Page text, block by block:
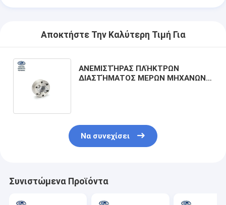
Αποκτήστε Την Καλύτερη Τιμή Για
ΑΝΕΜΙΣΤΉΡΑΣ ΠΛΉΚΤΡΩΝ
ΔΙΑΣΤΉΜΑΤΟΣ ΜΕΡΩΝ ΜΗΧΑΝΩΝ
Να συνεχίσει
Συνιστώμενα Προϊόντα